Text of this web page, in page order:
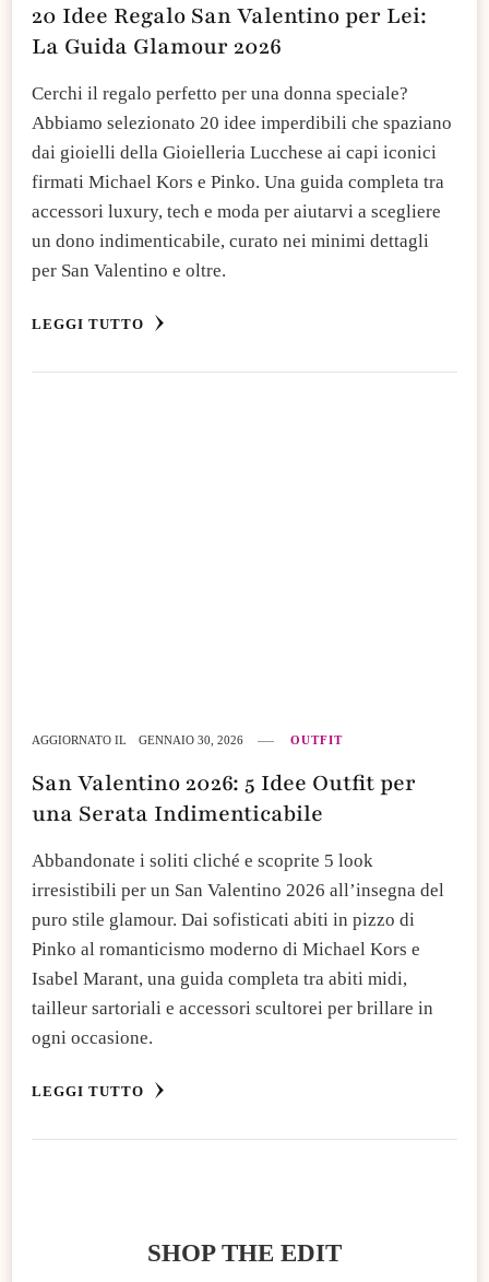
20 Idee Regalo San Valentino per Lei:
La Guida Glamour 2026
Cerchi il regalo perfetto per una donna speciale?
Abbiamo selezionato 20 idee imperdibili che spaziano
dai gioielli della Gioielleria Lucchese ai capi iconici
firmati Michael Kors e Pinko. Una guida completa tra
accessori luxury, tech e moda per aiutarvi a scegliere
un dono indimenticabile, curato nei minimi dettagli
per San Valentino e oltre.
LEGGI TUTTO
AGGIORNATO IL GENNAIO 30, 2026 OUTFIT
San Valentino 2026: 5 Idee Outfit per
una Serata Indimenticabile
Abbandonate i soliti cliché e scoprite 5 look
irresistibili per un San Valentino 2026 all’insegna del
puro stile glamour. Dai sofisticati abiti in pizzo di
Pinko al romanticismo moderno di Michael Kors e
Isabel Marant, una guida completa tra abiti midi,
tailleur sartoriali e accessori scultorei per brillare in
ogni occasione.
LEGGI TUTTO
SHOP THE EDIT